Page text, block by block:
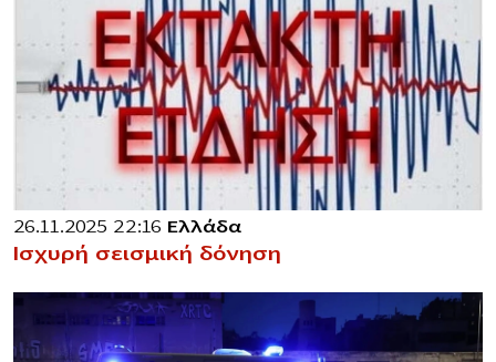
26.11.2025 22:16 Ελλάδα
Ισχυρή σεισμική δόνηση